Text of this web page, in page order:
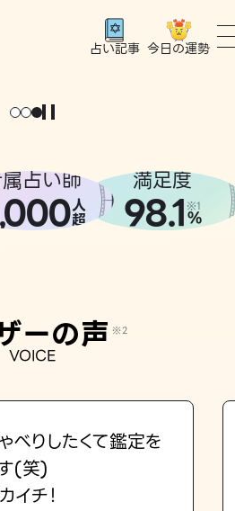
占い記事 今日の運勢
占い師
000人
超
満足度
98.1 ※1
%
ーの声 ※2
VOICE
べりしたくて鑑定を
(笑)
イチ！